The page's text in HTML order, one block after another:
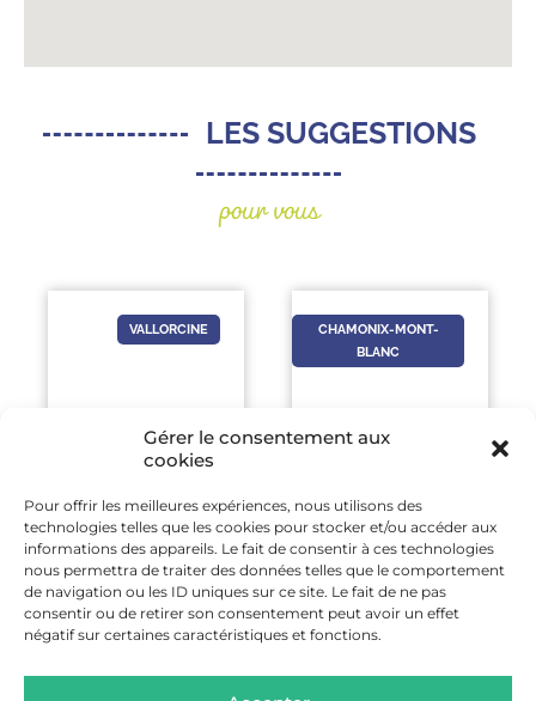
Gérer le consentement aux
cookies
Pour offrir les meilleures expériences, nous utilisons des
technologies telles que les cookies pour stocker et/ou accéder aux
informations des appareils. Le fait de consentir à ces technologies
nous permettra de traiter des données telles que le comportement
de navigation ou les ID uniques sur ce site. Le fait de ne pas
consentir ou de retirer son consentement peut avoir un effet
négatif sur certaines caractéristiques et fonctions.
LES SUGGESTIONS
pour vous
VALLORCINE
29 AOÛT -
29 AOÛT
MINI UTMB
VALLORCINE
CHAMONIX-MONT-
BLANC
19 SEP -
20 SEP
JEP 2026 AU MUSÉE
DU MONT-BLANC